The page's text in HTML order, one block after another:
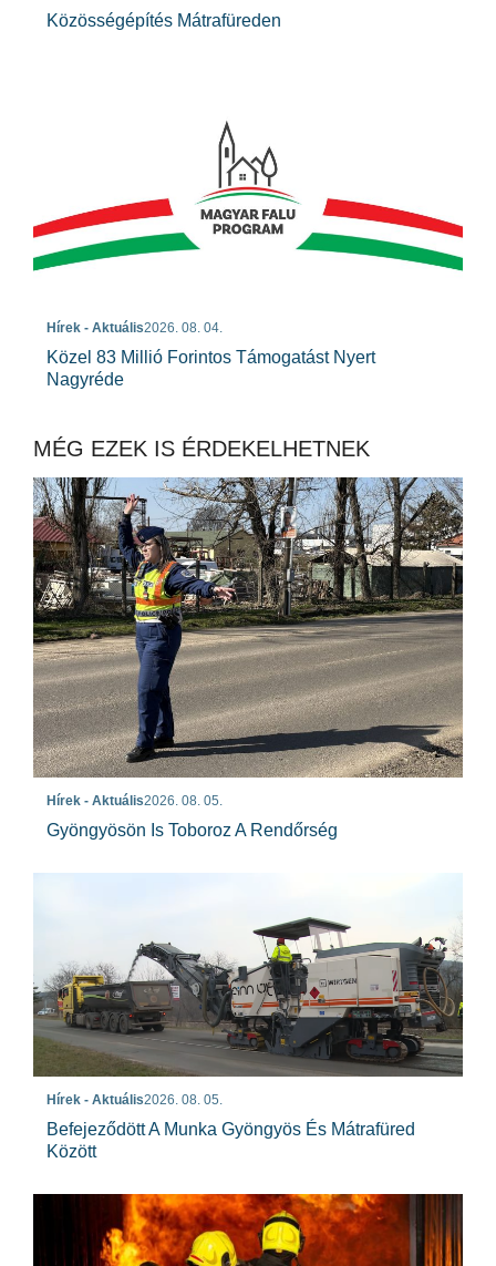
Közösségépítés Mátrafüreden
Hírek - Aktuális2026. 08. 04.
Közel 83 Millió Forintos Támogatást Nyert
Nagyréde
MÉG EZEK IS ÉRDEKELHETNEK
Hírek - Aktuális2026. 08. 05.
Gyöngyösön Is Toboroz A Rendőrség
Hírek - Aktuális2026. 08. 05.
Befejeződött A Munka Gyöngyös És Mátrafüred
Között